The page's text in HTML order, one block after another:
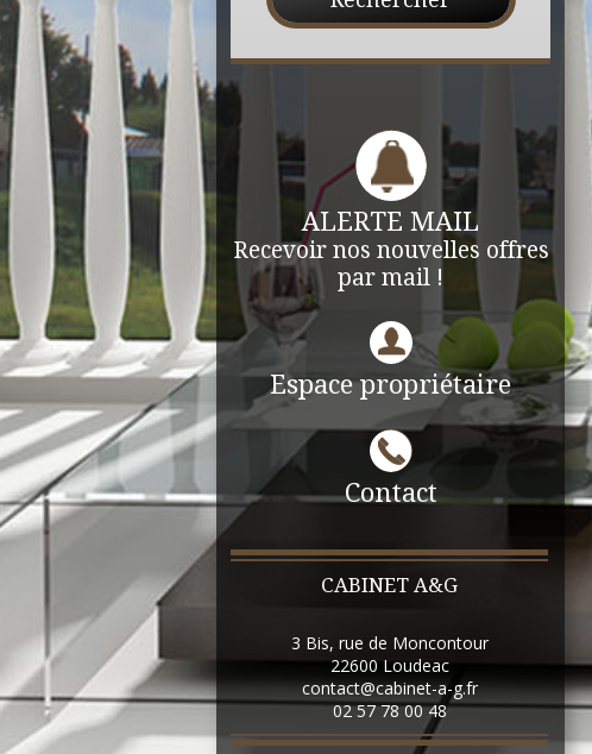
ALERTE MAIL
Recevoir nos nouvelles offres
par mail !
Espace propriétaire
Contact
CABINET A&G
3 Bis, rue de Moncontour
22600 Loudeac
contact@cabinet-a-g.fr
02 57 78 00 48